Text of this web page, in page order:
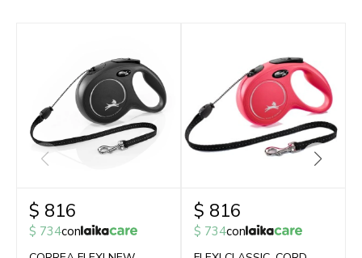
$ 816
$ 734con
$ 816
$ 734con